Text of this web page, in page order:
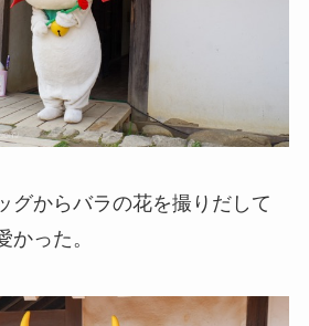
グからバラの花を撮りだして
った。